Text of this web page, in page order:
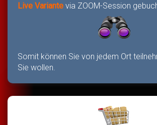
Live Variante via ZOOM-Session
Somit können Sie von jedem Ort
Sie wollen.